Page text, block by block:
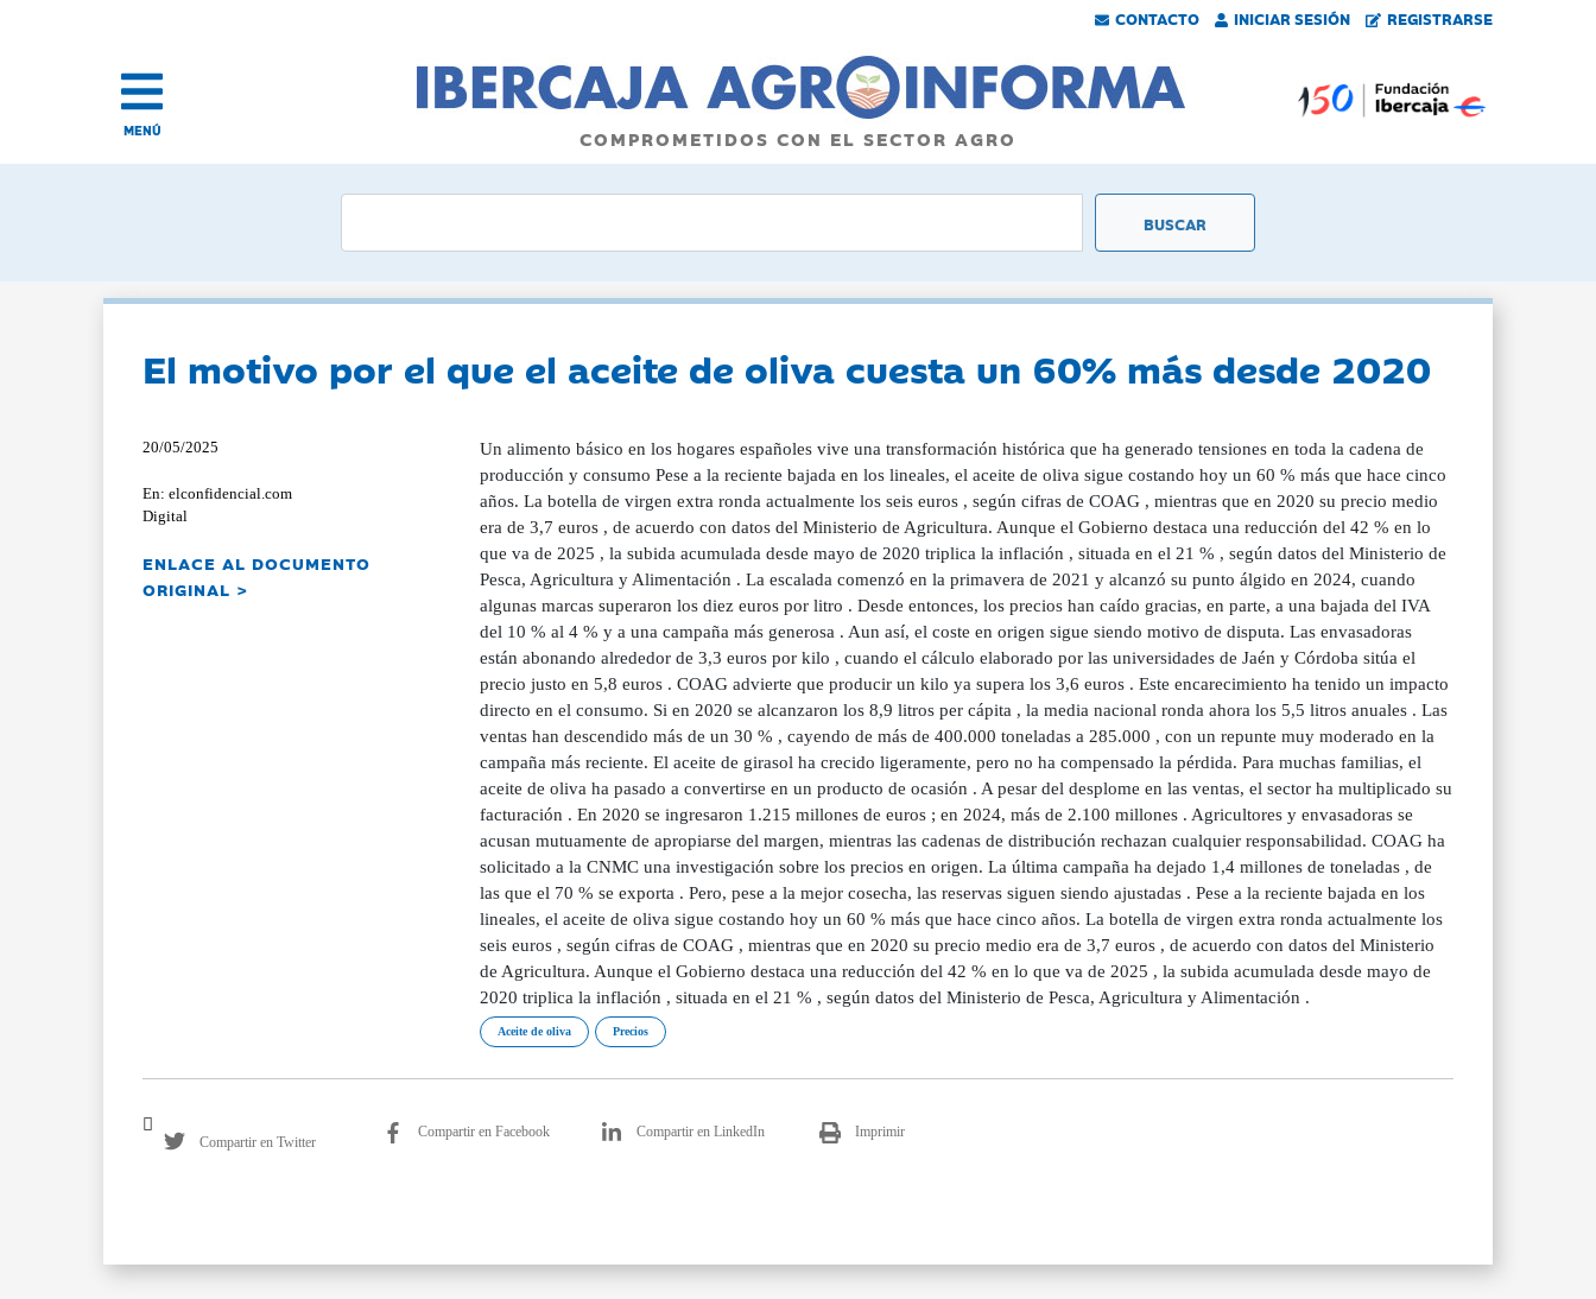
CONTACTO INICIAR SESIÓN REGISTRARSE
MENÚ COMPROMETIDOS CON EL SECTOR AGRO
El motivo por el que el aceite de oliva cuesta un 60% más desde 2020
20/05/2025
En: elconfidencial.com
Digital
ENLACE AL DOCUMENTO
ORIGINAL >
Un alimento básico en los hogares españoles vive una transformación histórica que ha generado tensiones en toda la cadena de
producción y consumo Pese a la reciente bajada en los lineales, el aceite de oliva sigue costando hoy un 60 % más que hace cinco
años. La botella de virgen extra ronda actualmente los seis euros , según cifras de COAG , mientras que en 2020 su precio medio
era de 3,7 euros , de acuerdo con datos del Ministerio de Agricultura. Aunque el Gobierno destaca una reducción del 42 % en lo
que va de 2025 , la subida acumulada desde mayo de 2020 triplica la inflación , situada en el 21 % , según datos del Ministerio de
Pesca, Agricultura y Alimentación . La escalada comenzó en la primavera de 2021 y alcanzó su punto álgido en 2024, cuando
algunas marcas superaron los diez euros por litro . Desde entonces, los precios han caído gracias, en parte, a una bajada del IVA
del 10 % al 4 % y a una campaña más generosa . Aun así, el coste en origen sigue siendo motivo de disputa. Las envasadoras
están abonando alrededor de 3,3 euros por kilo , cuando el cálculo elaborado por las universidades de Jaén y Córdoba sitúa el
precio justo en 5,8 euros . COAG advierte que producir un kilo ya supera los 3,6 euros . Este encarecimiento ha tenido un impacto
directo en el consumo. Si en 2020 se alcanzaron los 8,9 litros per cápita , la media nacional ronda ahora los 5,5 litros anuales . Las
ventas han descendido más de un 30 % , cayendo de más de 400.000 toneladas a 285.000 , con un repunte muy moderado en la
campaña más reciente. El aceite de girasol ha crecido ligeramente, pero no ha compensado la pérdida. Para muchas familias, el
aceite de oliva ha pasado a convertirse en un producto de ocasión . A pesar del desplome en las ventas, el sector ha multiplicado su
facturación . En 2020 se ingresaron 1.215 millones de euros ; en 2024, más de 2.100 millones . Agricultores y envasadoras se
acusan mutuamente de apropiarse del margen, mientras las cadenas de distribución rechazan cualquier responsabilidad. COAG ha
solicitado a la CNMC una investigación sobre los precios en origen. La última campaña ha dejado 1,4 millones de toneladas , de
las que el 70 % se exporta . Pero, pese a la mejor cosecha, las reservas siguen siendo ajustadas . Pese a la reciente bajada en los
lineales, el aceite de oliva sigue costando hoy un 60 % más que hace cinco años. La botella de virgen extra ronda actualmente los
seis euros , según cifras de COAG , mientras que en 2020 su precio medio era de 3,7 euros , de acuerdo con datos del Ministerio
de Agricultura. Aunque el Gobierno destaca una reducción del 42 % en lo que va de 2025 , la subida acumulada desde mayo de
2020 triplica la inflación , situada en el 21 % , según datos del Ministerio de Pesca, Agricultura y Alimentación .
Aceite de oliva Precios
Compartir en Twitter
Compartir en Facebook Compartir en LinkedIn Imprimir